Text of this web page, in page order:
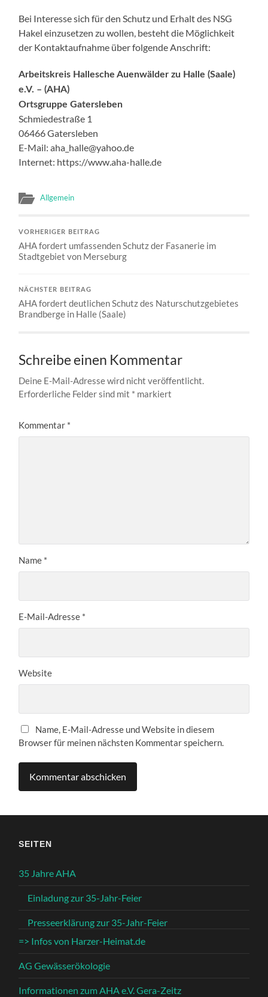
Bei Interesse sich für den Schutz und Erhalt des NSG
Hakel einzusetzen zu wollen, besteht die Möglichkeit
der Kontaktaufnahme über folgende Anschrift:
Arbeitskreis Hallesche Auenwälder zu Halle (Saale)
e.V. – (AHA)
Ortsgruppe Gatersleben
Schmiedestraße 1
06466 Gatersleben
E-Mail: aha_halle@yahoo.de
Internet: https://www.aha-halle.de
Allgemein
VORHERIGER BEITRAG
AHA fordert umfassenden Schutz der Fasanerie im
Stadtgebiet von Merseburg
NÄCHSTER BEITRAG
AHA fordert deutlichen Schutz des Naturschutzgebietes
Brandberge in Halle (Saale)
Schreibe einen Kommentar
Deine E-Mail-Adresse wird nicht veröffentlicht.
Erforderliche Felder sind mit * markiert
Kommentar *
Name *
E-Mail-Adresse *
Website
Name, E-Mail-Adresse und Website in diesem
Browser für meinen nächsten Kommentar speichern.
SEITEN
35 Jahre AHA
Einladung zur 35-Jahr-Feier
Presseerklärung zur 35-Jahr-Feier
=> Infos von Harzer-Heimat.de
AG Gewässerökologie
Informationen zum AHA e.V. Gera-Zeitz